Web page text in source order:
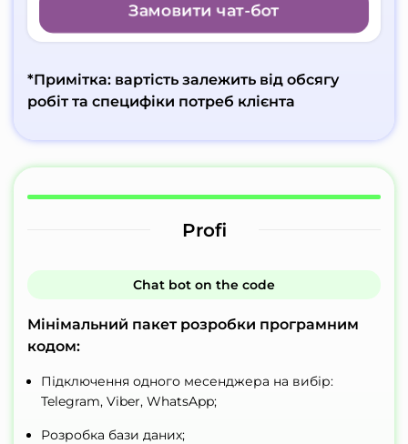
Замовити чат-бот
*Примітка: вартість залежить від обсягу
робіт та специфіки потреб клієнта
Profi
Сhat bot on the code
Мінімальний пакет розробки програмним
кодом:
Підключення одного месенджера на вибір:
Telegram, Viber, WhatsApp;
Розробка бази даних;